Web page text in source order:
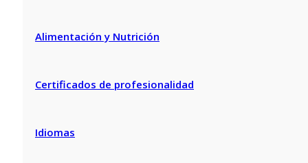
Alimentación y Nutrición
Certificados de profesionalidad
Idiomas